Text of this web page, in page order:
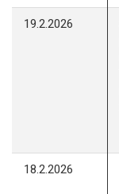
19.2.2026
18.2.2026